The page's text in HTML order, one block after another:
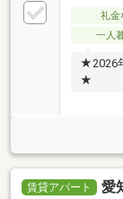
礼金
一人
★2026
★
賃貸アパート 愛